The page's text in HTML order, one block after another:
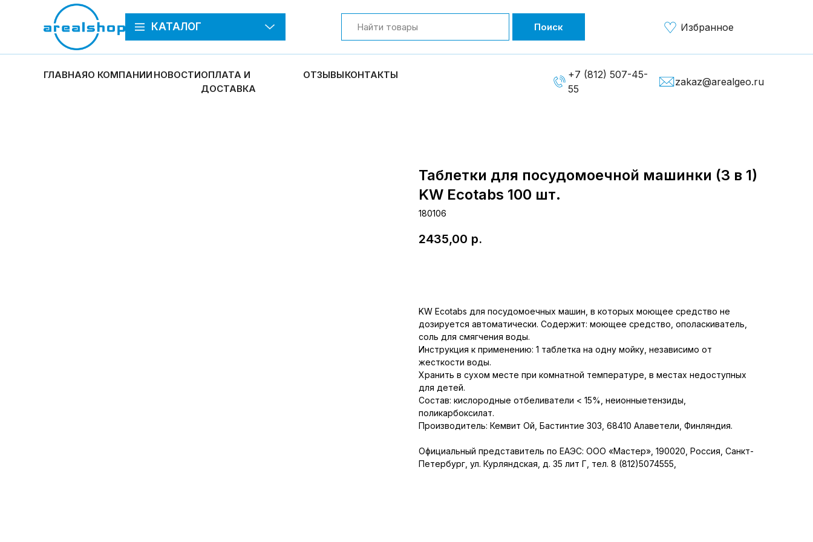
КАТАЛОГ Избранное
Поиск
ГЛАВНАЯО КОМПАНИИ НОВОСТИОПЛАТА И
ДОСТАВКА
ОТЗЫВЫКОНТАКТЫ
+7 (812) 507-45-
55
zakaz@arealgeo.ru
Таблетки для посудомоечной машинки (3 в 1)
KW Ecotabs 100 шт.
180106
2435,00 р.
KW Ecotabs для посудомоечных машин, в которых моющее средство не
дозируется автоматически. Содержит: моющее средство, ополаскиватель,
соль для смягчения воды.
Инструкция к применению: 1 таблетка на одну мойку, независимо от
жесткости воды.
Хранить в сухом месте при комнатной температуре, в местах недоступных
для детей.
Состав: кислородные отбеливатели < 15%, неионныетензиды,
поликарбоксилат.
Производитель: Кемвит Ой, Бастинтие 303, 68410 Алаветели, Финляндия.
Официальный представитель по ЕАЭС: ООО «Мастер», 190020, Россия, Санкт-
Петербург, ул. Курляндская, д. 35 лит Г, тел. 8 (812)5074555,